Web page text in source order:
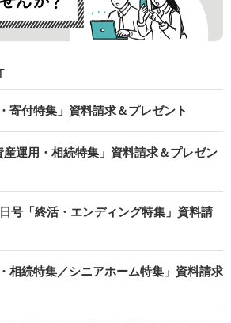
寄付特集」資料請求＆プレゼント
運用・相続特集」資料請求＆プレゼン
号「終活・エンディング特集」資料請
相続特集／シニアホーム特集」資料請求